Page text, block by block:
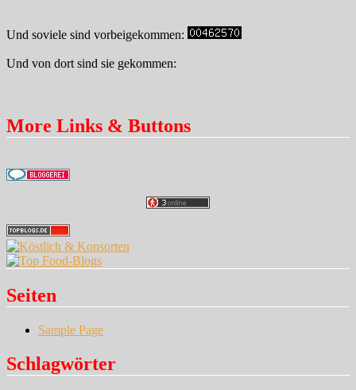
Und soviele sind vorbeigekommen:
Und von dort sind sie gekommen:
More Links & Buttons
Seiten
Sample Page
Schlagwörter